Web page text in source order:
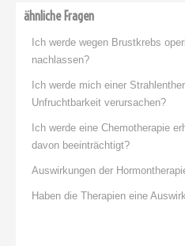
ähnliche Fragen
Ich werde wegen Brustkrebs
nachlassen?
Ich werde mich einer
Unfruchtbarkeit verursachen?
Ich werde eine Chemotherapie
davon beeinträchtigt?
Auswirkungen der
Haben die Therapien eine